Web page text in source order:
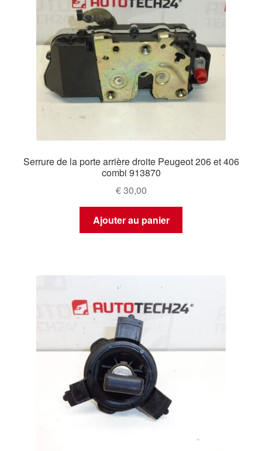
Serrure de la porte arrière droite Peugeot 206 et 406
combi 913870
€30,00
Ajouter au panier